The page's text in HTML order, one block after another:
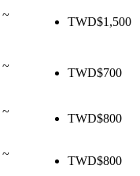
~
TWD$1,500
~
TWD$700
~
TWD$800
~
TWD$800